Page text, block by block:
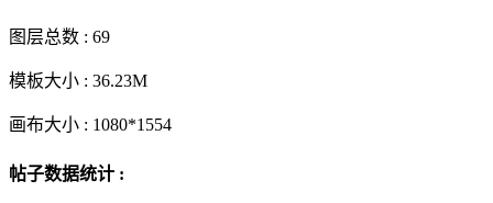
图层总数 : 69
模板大小 : 36.23M
画布大小 : 1080*1554
帖子数据统计 :